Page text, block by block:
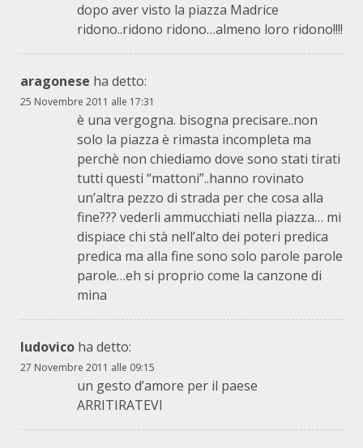
dopo aver visto la piazza Madrice
ridono..ridono ridono…almeno loro ridono!!!!
aragonese ha detto:
25 Novembre 2011 alle 17:31
è una vergogna. bisogna precisare..non
solo la piazza è rimasta incompleta ma
perchè non chiediamo dove sono stati tirati
tutti questi “mattoni”..hanno rovinato
un’altra pezzo di strada per che cosa alla
fine??? vederli ammucchiati nella piazza… mi
dispiace chi stà nell’alto dei poteri predica
predica ma alla fine sono solo parole parole
parole…eh si proprio come la canzone di
mina
ludovico ha detto:
27 Novembre 2011 alle 09:15
un gesto d’amore per il paese
ARRITIRATEVI